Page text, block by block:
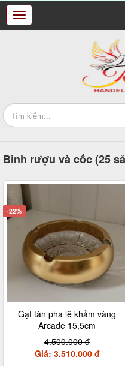
Bình rượu và cốc (25
-22%
Gạt tàn pha lê khảm vàng
Arcade 15,5cm
4.500.000 đ
Giá: 3.510.000 đ